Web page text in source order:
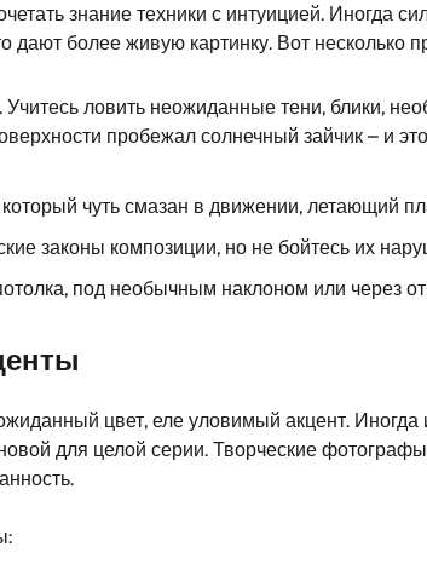
знание техники с интуицией. Иногда
более живую картинку. Вот несколько
ловить неожиданные тени, блики,
пробежал солнечный зайчик – и
чуть смазан в движении, летающий
законы композиции, но не бойтесь их
под необычным наклоном или через
цвет, еле уловимый акцент.
для целой серии. Творческие